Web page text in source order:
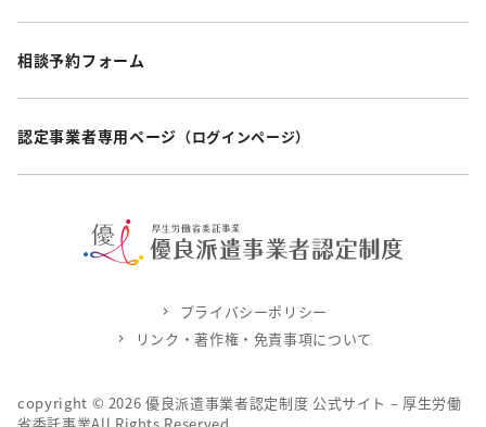
相談予約フォーム
認定事業者専用ページ （ログインページ）
copyright © 2026 優良派遣事業者認定制度 公式サイト – 厚生労働
プライバシーポリシー
リンク・著作権・免責事項について